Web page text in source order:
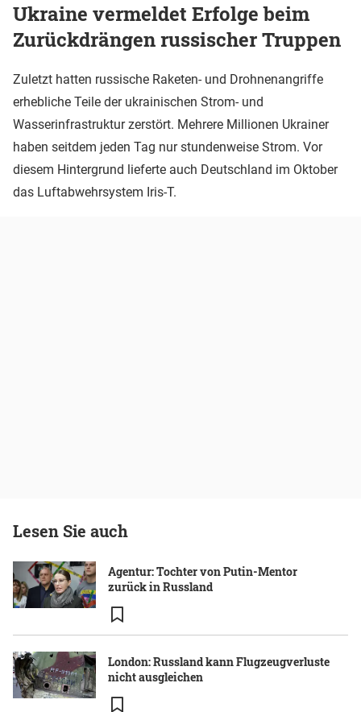
Ukraine vermeldet Erfolge beim
Zurückdrängen russischer Truppen
Zuletzt hatten russische Raketen- und Drohnenangriffe
erhebliche Teile der ukrainischen Strom- und
Wasserinfrastruktur zerstört. Mehrere Millionen Ukrainer
haben seitdem jeden Tag nur stundenweise Strom. Vor
diesem Hintergrund lieferte auch Deutschland im Oktober
das Luftabwehrsystem Iris-T.
Lesen Sie auch
Agentur: Tochter von Putin-Mentor
zurück in Russland
London: Russland kann Flugzeugverluste
nicht ausgleichen